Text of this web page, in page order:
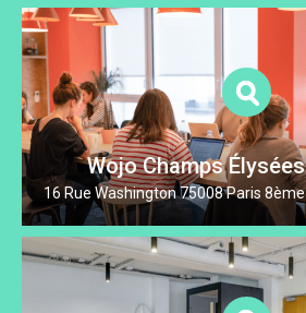
Wojo Champs Élysées
16 Rue Washington 75008 Paris 8ème